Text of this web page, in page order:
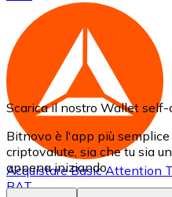
AcquistareBasic Attention
BAT
Scarica il nostro Wallet self-
Bitnovo è l'app più
criptovalute, sia che tu sia
appena iniziando.